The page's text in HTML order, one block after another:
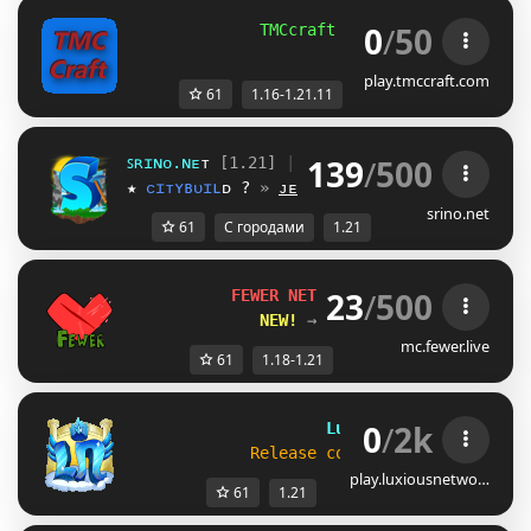
TMCcraft Network [1.16-1.21]
0/50
play.tmccraft.com
61 1.16-1.21.11
ꜱʀɪɴᴏ. ɴᴇᴛ [1.21]
discord.gg/srino
★ ᴄɪᴛʏʙᴜɪʟᴅ ? » ᴊᴇᴛᴢᴛ ɴᴇᴜ ʀᴇʟᴇᴀꜱᴇᴅ!
139/500
srino.net
61 С городами 1.21
FEWER NETWORK | [1.18-1.21]
NEW! → 1.21 UPDATE
23/500
mc.fewer.live
61 1.18-1.21
LuxiousNetwork
Release coming soon!
1.21+
0/2k
play.luxiousnetwo…
61 1.21